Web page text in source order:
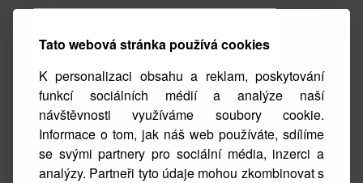
Tato webová stránka používá cookies
K personalizaci obsahu a reklam, poskytování
funkcí sociálních médií a analýze naší
návštěvnosti využíváme soubory cookie.
Informace o tom, jak náš web používáte, sdílíme
se svými partnery pro sociální média, inzerci a
analýzy. Partneři tyto údaje mohou zkombinovat s
Facebook
Instagram